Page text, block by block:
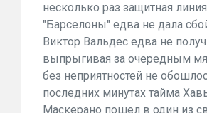
несколько раз защитная линия
"Барселоны" едва не дала
Виктор Вальдес едва не
выпрыгивая за очередным
без неприятностей не
последних минутах тайма
Маскерано пошел в один из